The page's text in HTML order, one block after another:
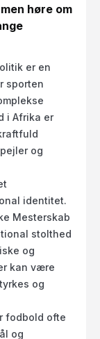
høre om
er en
sporten
i Afrika er
og
identitet.
Mesterskab
stolthed
og
kan være
og
fodbold ofte
og